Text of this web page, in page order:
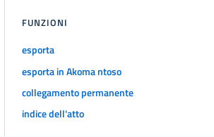
FUNZIONI
esporta
esporta in Akoma ntoso
collegamento permanente
indice dell'atto